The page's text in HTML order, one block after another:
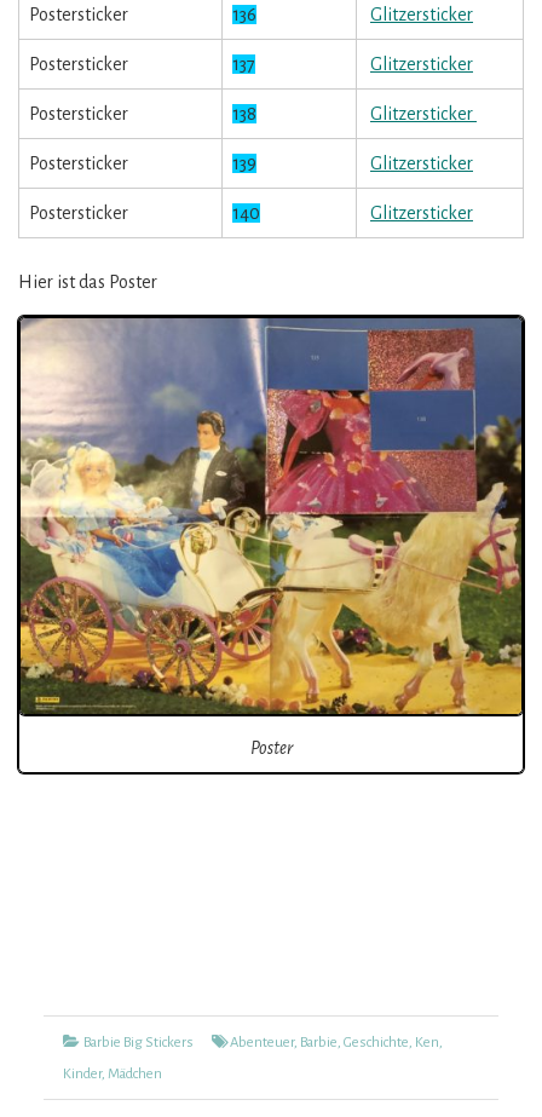
Postersticker 136 Glitzersticker
Postersticker 137 Glitzersticker
Postersticker 138 Glitzersticker
Postersticker 139 Glitzersticker
Postersticker 140 Glitzersticker
Hier ist das Poster
Poster
Kategorien
Barbie Big Stickers TagsAbenteuer, Barbie,Geschichte, Ken,
Kinder, Mädchen